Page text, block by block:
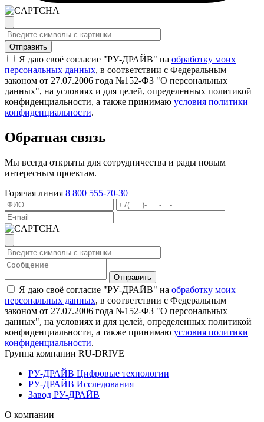
Я даю своё согласие "РУ-ДРАЙВ" на обработку моих
персональных данных, в соответствии с Федеральным
законом от 27.07.2006 года №152-ФЗ "О персональных
данных", на условиях и для целей, определенных политикой
конфиденциальности, а также принимаю условия политики
конфиденциальности.
Обратная связь
Мы всегда открыты для сотрудничества и рады новым
интересным проектам.
Горячая линия 8 800 555-70-30
Я даю своё согласие "РУ-ДРАЙВ" на обработку моих
персональных данных, в соответствии с Федеральным
законом от 27.07.2006 года №152-ФЗ "О персональных
данных", на условиях и для целей, определенных политикой
конфиденциальности, а также принимаю условия политики
конфиденциальности.
Группа компании RU-DRIVE
РУ-ДРАЙВ Цифровые технологии
РУ-ДРАЙВ Исследования
Завод РУ-ДРАЙВ
О компании